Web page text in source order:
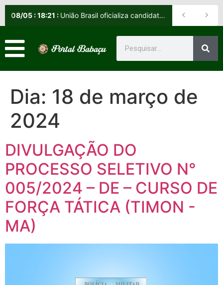
08/05 :18:21 : União Brasil oficializa candidatos e reafirma apoio a Orleans Brandão ao Governo do Maranhão
Dia: 18 de março de
2024
DIVULGAÇÃO DO
PROCESSO SELETIVO N°
005/2024 – DE – CURSO DE
FORÇA TÁTICA (TIMON -
MA)